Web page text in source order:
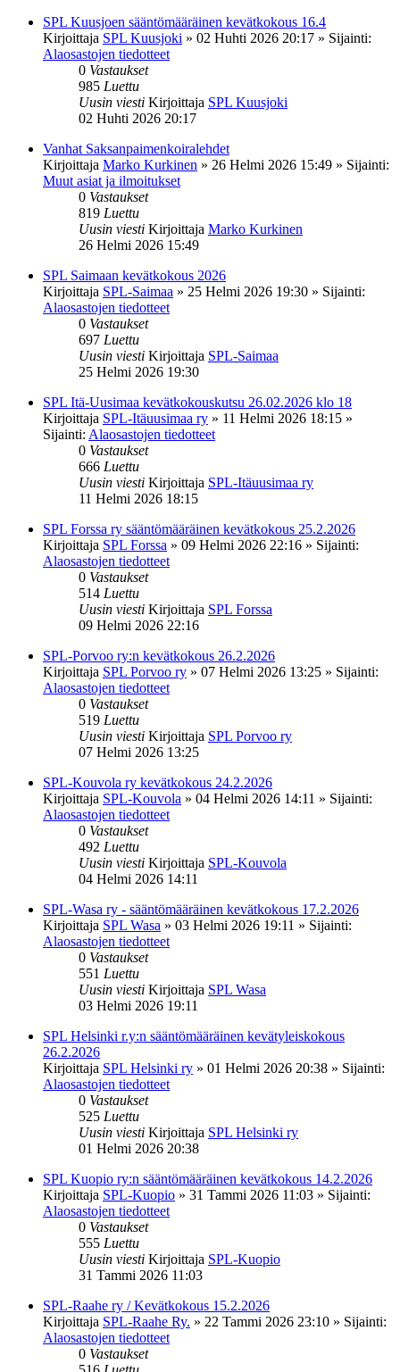
SPL Kuusjoen sääntömääräinen kevätkokous 16.4
Kirjoittaja SPL Kuusjoki » 02 Huhti 2026 20:17 » Sijainti:
Alaosastojen tiedotteet
0 Vastaukset
985 Luettu
Uusin viesti Kirjoittaja SPL Kuusjoki
02 Huhti 2026 20:17
Vanhat Saksanpaimenkoiralehdet
Kirjoittaja Marko Kurkinen » 26 Helmi 2026 15:49 » Sijainti:
Muut asiat ja ilmoitukset
0 Vastaukset
819 Luettu
Uusin viesti Kirjoittaja Marko Kurkinen
26 Helmi 2026 15:49
SPL Saimaan kevätkokous 2026
Kirjoittaja SPL-Saimaa » 25 Helmi 2026 19:30 » Sijainti:
Alaosastojen tiedotteet
0 Vastaukset
697 Luettu
Uusin viesti Kirjoittaja SPL-Saimaa
25 Helmi 2026 19:30
SPL Itä-Uusimaa kevätkokouskutsu 26.02.2026 klo 18
Kirjoittaja SPL-Itäuusimaa ry » 11 Helmi 2026 18:15 »
Sijainti: Alaosastojen tiedotteet
0 Vastaukset
666 Luettu
Uusin viesti Kirjoittaja SPL-Itäuusimaa ry
11 Helmi 2026 18:15
SPL Forssa ry sääntömääräinen kevätkokous 25.2.2026
Kirjoittaja SPL Forssa » 09 Helmi 2026 22:16 » Sijainti:
Alaosastojen tiedotteet
0 Vastaukset
514 Luettu
Uusin viesti Kirjoittaja SPL Forssa
09 Helmi 2026 22:16
SPL-Porvoo ry:n kevätkokous 26.2.2026
Kirjoittaja SPL Porvoo ry » 07 Helmi 2026 13:25 » Sijainti:
Alaosastojen tiedotteet
0 Vastaukset
519 Luettu
Uusin viesti Kirjoittaja SPL Porvoo ry
07 Helmi 2026 13:25
SPL-Kouvola ry kevätkokous 24.2.2026
Kirjoittaja SPL-Kouvola » 04 Helmi 2026 14:11 » Sijainti:
Alaosastojen tiedotteet
0 Vastaukset
492 Luettu
Uusin viesti Kirjoittaja SPL-Kouvola
04 Helmi 2026 14:11
SPL-Wasa ry - sääntömääräinen kevätkokous 17.2.2026
Kirjoittaja SPL Wasa » 03 Helmi 2026 19:11 » Sijainti:
Alaosastojen tiedotteet
0 Vastaukset
551 Luettu
Uusin viesti Kirjoittaja SPL Wasa
03 Helmi 2026 19:11
SPL Helsinki r.y:n sääntömääräinen kevätyleiskokous
26.2.2026
Kirjoittaja SPL Helsinki ry » 01 Helmi 2026 20:38 » Sijainti:
Alaosastojen tiedotteet
0 Vastaukset
525 Luettu
Uusin viesti Kirjoittaja SPL Helsinki ry
01 Helmi 2026 20:38
SPL Kuopio ry:n sääntömääräinen kevätkokous 14.2.2026
Kirjoittaja SPL-Kuopio » 31 Tammi 2026 11:03 » Sijainti:
Alaosastojen tiedotteet
0 Vastaukset
555 Luettu
Uusin viesti Kirjoittaja SPL-Kuopio
31 Tammi 2026 11:03
SPL-Raahe ry / Kevätkokous 15.2.2026
Kirjoittaja SPL-Raahe Ry. » 22 Tammi 2026 23:10 » Sijainti:
Alaosastojen tiedotteet
0 Vastaukset